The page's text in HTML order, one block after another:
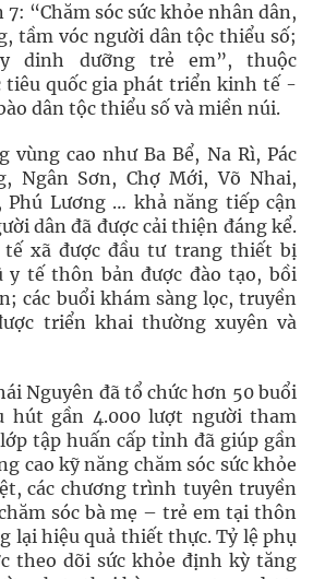
7: “Chăm sóc sức khỏe nhân dân,
tầm vóc người dân tộc thiểu số;
dinh dưỡng trẻ em”, thuộc
tiêu quốc gia phát triển kinh tế -
dân tộc thiểu số và miền núi.
vùng cao như Ba Bể, Na Rì, Pác
Ngân Sơn, Chợ Mới, Võ Nhai,
Lương … khả năng tiếp cận
dân đã được cải thiện đáng kể.
xã được đầu tư trang thiết bị
tế thôn bản được đào tạo, bồi
các buổi khám sàng lọc, truyền
triển khai thường xuyên và
Nguyên đã tổ chức hơn 50 buổi
hút gần 4.000 lượt người tham
tập huấn cấp tỉnh đã giúp gần
cao kỹ năng chăm sóc sức khỏe
các chương trình tuyên truyền
sóc bà mẹ – trẻ em tại thôn
lại hiệu quả thiết thực. Tỷ lệ phụ
theo dõi sức khỏe định kỳ tăng